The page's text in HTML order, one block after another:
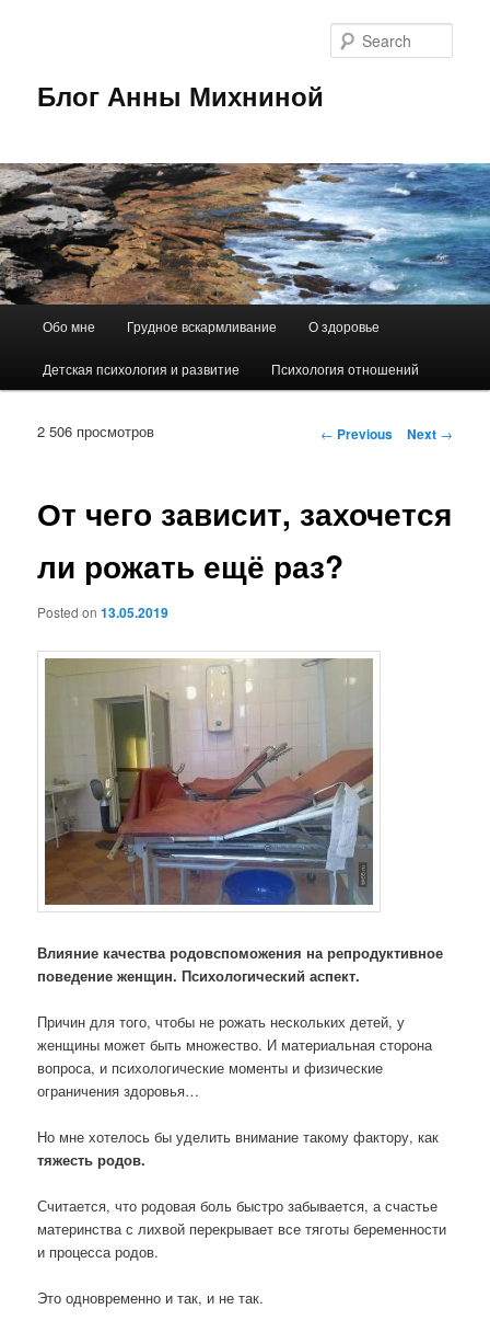
Блог Анны Михниной
Skip
to
primary
Обо мне Грудное вскармливание О здоровье
Детская психология и развитие Психология отношений
2 506 просмотров
Post
← Previous Next →
От чего зависит, захочется
ли рожать ещё раз?
Posted on13.05.2019
Влияние качества родовспоможения на репродуктивное
поведение женщин. Психологический аспект.
Причин для того, чтобы не рожать нескольких детей, у
женщины может быть множество. И материальная сторона
вопроса, и психологические моменты и физические
ограничения здоровья…
Но мне хотелось бы уделить внимание такому фактору, как
тяжесть родов.
Считается, что родовая боль быстро забывается, а счастье
материнства с лихвой перекрывает все тяготы беременности
и процесса родов.
Это одновременно и так, и не так.